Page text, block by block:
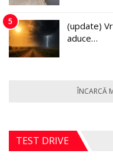
5
(update)
aduce…
ÎNCARCĂ
TEST DRIVE